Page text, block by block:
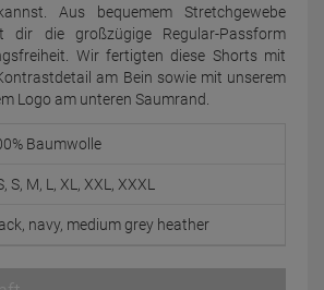
Aus bequemem Stretchgewebe
dir die großzügige Regular-Passform
Wir fertigten diese Shorts mit
am Bein sowie mit unserem
Logo am unteren Saumrand.
Baumwolle
S, M, L, XL, XXL, XXXL
navy, medium grey heather